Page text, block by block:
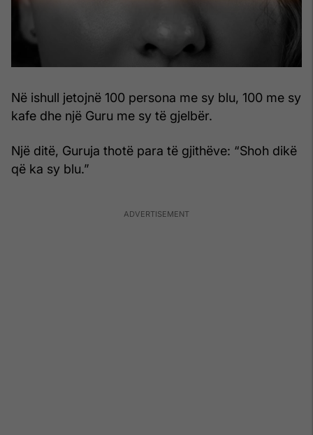
Në ishull jetojnë 100 persona me sy blu, 100 me sy
kafe dhe një Guru me sy të gjelbër.
Një ditë, Guruja thotë para të gjithëve: “Shoh dikë
që ka sy blu.”